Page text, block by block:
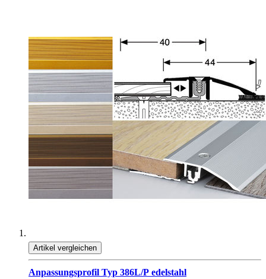
Artikel vergleichen
Anpassungsprofil Typ 386L/P edelstahl